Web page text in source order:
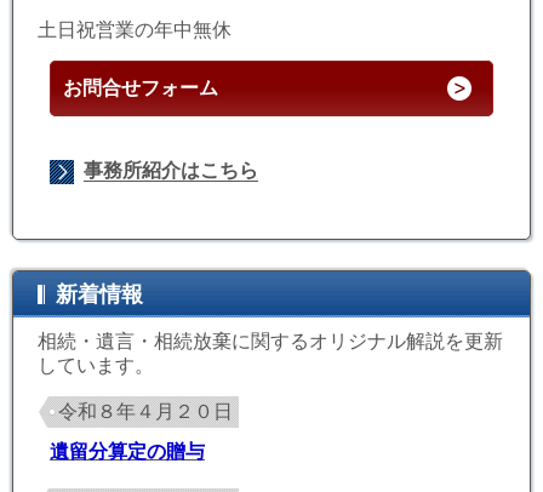
土日祝営業の年中無休
お問合せフォーム
事務所紹介はこちら
新着情報
相続・遺言・相続放棄に関するオリジナル解説を更新
しています。
令和８年４月２０日
遺留分算定の贈与